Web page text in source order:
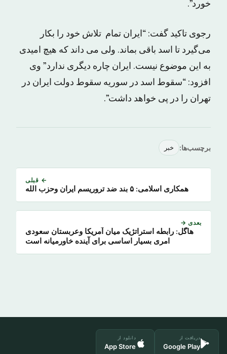
خورد”.
رجوی تاکید گفت: “ایران تمام تلاش خود را بکار
می‌گیرد تا اسد باقی بماند. ولی می داند که هیچ امیدی
به این موضوع نیست. ایران چاره دیگری ندارد” وی
افزود: “سقوط اسد در سوریه سقوط دولت ایران در
تهران را در پی خواهد داشت”.
برچسب‌ها: خبر
← قبلی
همکاری اسلامی: ۵ بند ضد تروریسم ایران وحزب الله
بعدی →
هاگل: رابطه استراتژیک میان آمریکا وعربستان سعودی
امری بسیار اساسی برای آینده خاورمیانه است
دریافت از
Google Play
دانلود از
App Store